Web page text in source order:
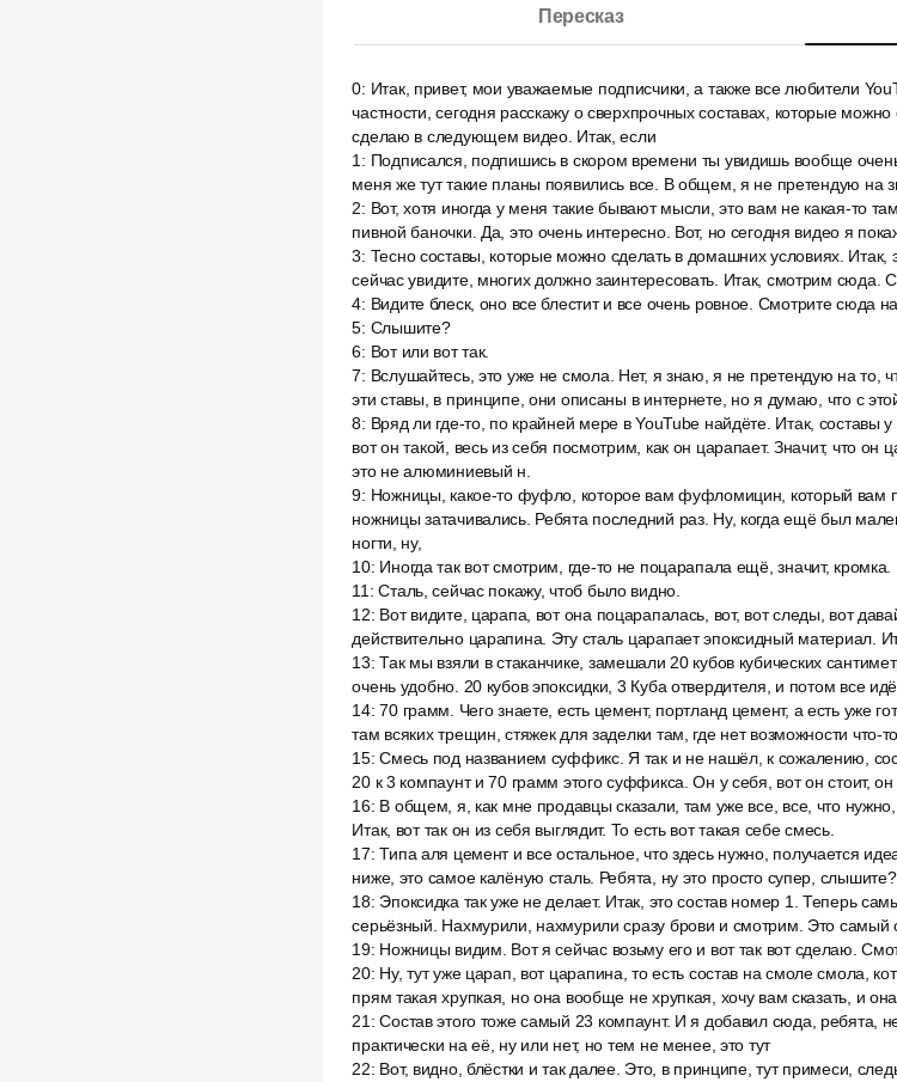
Пересказ
0: Итак, привет, мои уважаемые подписчики, а также все любители
частности, сегодня расскажу о сверхпрочных составах, которые
сделаю в следующем видео. Итак, если
1 : Подписался, подпишись в скором времени ты увидишь вообще очень
меня же тут такие планы появились все. В общем, я не претендую на
2: Вот, хотя иногда у меня такие бывают мысли, это вам не какая-то
пивной баночки. Да, это очень интересно. Вот, но сегодня видео я
3: Тесно составы, которые можно сделать в домашних условиях. Итак,
сейчас увидите, многих должно заинтересовать. Итак, смотрим сюда.
4: Видите блеск, оно все блестит и все очень ровное. Смотрите сюда
5: Слышите?
6: Вот или вот так.
7: Вслушайтесь, это уже не смола. Нет, я знаю, я не претендую на то,
эти ставы, в принципе, они описаны в интернете, но я думаю, что с
8: Вряд ли где-то, по крайней мере в YouTube найдёте. Итак, составы
вот он такой, весь из себя посмотрим, как он царапает. Значит, что
это не алюминиевый н.
9: Ножницы, какое-то фуфло, которое вам фуфломицин, который вам
ножницы затачивались. Ребята последний раз. Ну, когда ещё был
ногти, ну,
10: Иногда так вот смотрим, где-то не поцарапала ещё, значит, кромка.
11 :Сталь, сейчас покажу, чтоб было видно.
12: Вот видите, царапа, вот она поцарапалась, вот, вот следы, вот
действительно царапина. Эту сталь царапает эпоксидный материал.
13:Так мы взяли в стаканчике, замешали 20 кубов кубических
очень удобно. 20 кубов эпоксидки, 3 Куба отвердителя, и потом все
14:70 грамм. Чего знаете, есть цемент, портланд цемент, а есть уже
там всяких трещин, стяжек для заделки там, где нет возможности что-
15:Смесь под названием суффикс. Я так и не нашёл, к сожалению,
20 к 3 компаунт и 70 грамм этого суффикса. Он у себя, вот он стоит, он
16: В общем, я, как мне продавцы сказали, там уже все, все, что
Итак, вот так он из себя выглядит. То есть вот такая себе смесь.
17:Типа аля цемент и все остальное, что здесь нужно, получается
ниже, это самое калёную сталь. Ребята, ну это просто супер, слышите?
18: Эпоксидка так уже не делает. Итак, это состав номер 1. Теперь
серьёзный. Нахмурили, нахмурили сразу брови и смотрим. Это самый
19: Ножницы видим. Вот я сейчас возьму его и вот так вот сделаю.
20: Ну, тут уже царап, вот царапина, то есть состав на смоле смола,
прям такая хрупкая, но она вообще не хрупкая, хочу вам сказать, и
21 :Состав этого тоже самый 23 компаунт. И я добавил сюда, ребята,
практически на её, ну или нет, но тем не менее, это тут
22: Вот, видно, блёстки и так далее. Это, в принципе, тут примеси,